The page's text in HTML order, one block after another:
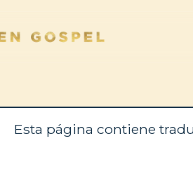
Esta página contiene